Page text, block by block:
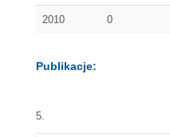
2010 0
Publikacje:
5.